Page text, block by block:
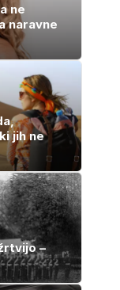
ne
naravne
jih ne
–